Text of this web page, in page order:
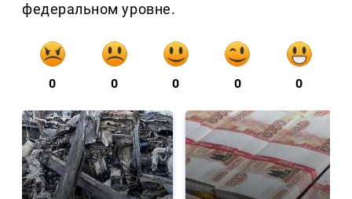
федеральном уровне.
0 0 0 0 0